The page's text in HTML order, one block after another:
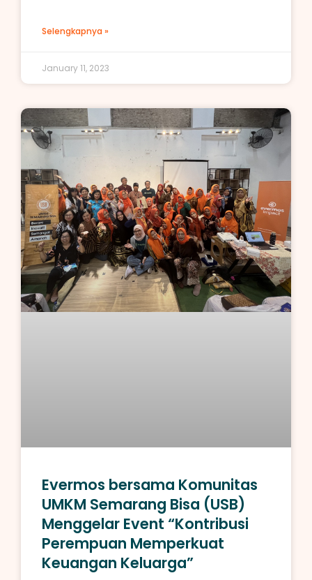
Selengkapnya »
January 11, 2023
Evermos bersama Komunitas
UMKM Semarang Bisa (USB)
Menggelar Event “Kontribusi
Perempuan Memperkuat
Keuangan Keluarga”